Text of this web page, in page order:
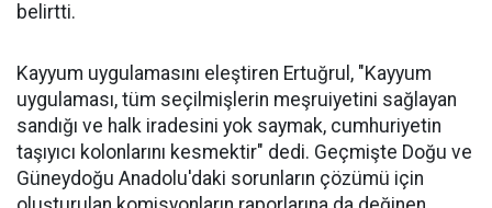
belirtti.
Kayyum uygulamasını eleştiren Ertuğrul, "Kayyum
uygulaması, tüm seçilmişlerin meşruiyetini sağlayan
sandığı ve halk iradesini yok saymak, cumhuriyetin
taşıyıcı kolonlarını kesmektir" dedi. Geçmişte Doğu ve
Güneydoğu Anadolu'daki sorunların çözümü için